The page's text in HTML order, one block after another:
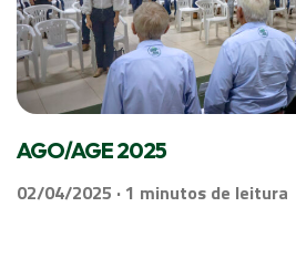
AGO/AGE 2025
02/04/2025 · de leitura